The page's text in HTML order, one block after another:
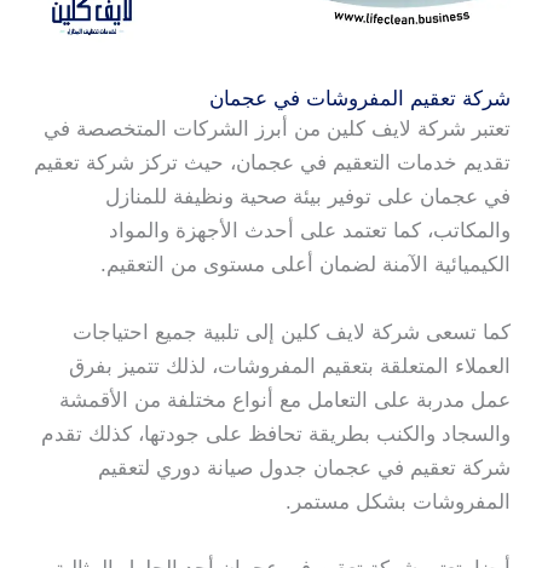
شركة تعقيم المفروشات في عجمان
تعتبر شركة لايف كلين من أبرز الشركات المتخصصة في
تقديم خدمات التعقيم في عجمان، حيث تركز شركة تعقيم
في عجمان على توفير بيئة صحية ونظيفة للمنازل
والمكاتب، كما تعتمد على أحدث الأجهزة والمواد
الكيميائية الآمنة لضمان أعلى مستوى من التعقيم.
كما تسعى شركة لايف كلين إلى تلبية جميع احتياجات
العملاء المتعلقة بتعقيم المفروشات، لذلك تتميز بفرق
عمل مدربة على التعامل مع أنواع مختلفة من الأقمشة
والسجاد والكنب بطريقة تحافظ على جودتها، كذلك تقدم
شركة تعقيم في عجمان جدول صيانة دوري لتعقيم
المفروشات بشكل مستمر.